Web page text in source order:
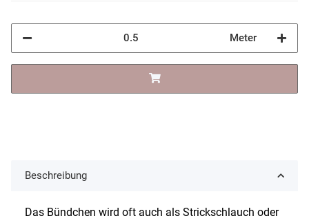
Meter
Beschreibung
Das Bündchen wird oft auch als Strickschlauch oder